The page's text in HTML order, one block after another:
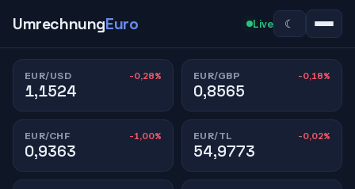
UmrechnungEuro Live ☾
EUR/USD -0,28%
1,1524
EUR/GBP -0,18%
0,8565
EUR/CHF -1,00%
0,9363
EUR/TL -0,02%
54,9773